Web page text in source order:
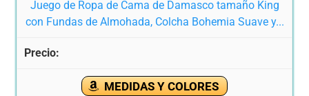
Juego de Ropa de Cama de Damasco tamaño King
con Fundas de Almohada, Colcha Bohemia Suave y...
MEDIDAS Y COLORES